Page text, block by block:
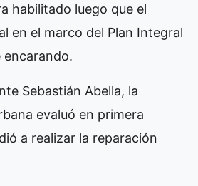
habilitado luego que el
en el marco del Plan Integral
encarando.
Sebastián Abella, la
evaluó en primera
a realizar la reparación